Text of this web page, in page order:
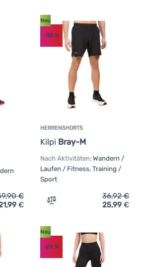
Kilpi Bree' hinzufügen
€
€
HERRENSHORTS
Kilpi Bray-M
Neu
-30%
Nach Aktivitäten: Wandern /
Laufen / Fitness, Training /
Sport
Zum Vergleich
36,92€
25,99 €
Neu
-29%